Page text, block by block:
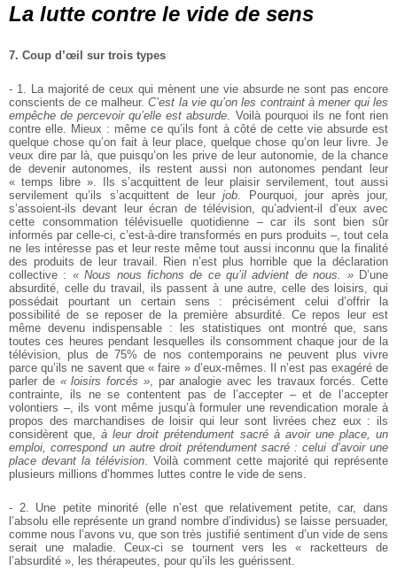
La lutte contre le vide de sens
7. Coup d’œil sur trois types
- 1. La majorité de ceux qui mènent une vie absurde ne sont pas encore
conscients de ce malheur.C’est la vie qu’on les contraint à mener qui les
empêche de percevoir qu’elle est absurde . Voilà pourquoi ils ne font rien
contre elle. Mieux : même ce qu’ils font à côté de cette vie absurde est
quelque chose qu’on fait à leur place, quelque chose qu’on leur livre. Je
veux dire par là, que puisqu’on les prive de leur autonomie, de la chance
de devenir autonomes, ils restent aussi non autonomes pendant leur
« temps libre ». Ils s’acquittent de leur plaisir servilement, tout aussi
servilement qu’ils s’acquittent de leurjob . Pourquoi, jour après jour,
s’assoient-ils devant leur écran de télévision, qu’advient-il d’eux avec
cette consommation télévisuelle quotidienne – car ils sont bien sûr
informés par celle-ci, c’est-à-dire transformés en purs produits –, tout cela
ne les intéresse pas et leur reste même tout aussi inconnu que la finalité
des produits de leur travail. Rien n’est plus horrible que la déclaration
collective : « Nous nous fichons de ce qu’il advient de nous. »D’une
absurdité, celle du travail, ils passent à une autre, celle des loisirs, qui
possédait pourtant un certain sens : précisément celui d’offrir la
possibilité de se reposer de la première absurdité. Ce repos leur est
même devenu indispensable : les statistiques ont montré que, sans
toutes ces heures pendant lesquelles ils consomment chaque jour de la
télévision, plus de 75% de nos contemporains ne peuvent plus vivre
parce qu’ils ne savent que « faire » d’eux-mêmes. Il n’est pas exagéré de
parler de « loisirs forcés », par analogie avec les travaux forcés. Cette
contrainte, ils ne se contentent pas de l’accepter – et de l’accepter
volontiers –, ils vont même jusqu’à formuler une revendication morale à
propos des marchandises de loisir qui leur sont livrées chez eux : ils
considèrent que,à leur droit prétendument sacré à avoir une place, un
emploi, correspond un autre droit prétendument sacré : celui d’avoir une
place devant la télévision . Voilà comment cette majorité qui représente
plusieurs millions d’hommes luttes contre le vide de sens.
- 2. Une petite minorité (elle n’est que relativement petite, car, dans
l’absolu elle représente un grand nombre d’individus) se laisse persuader,
comme nous l’avons vu, que son très justifié sentiment d’un vide de sens
serait une maladie. Ceux-ci se tournent vers les « racketteurs de
l’absurdité », les thérapeutes, pour qu’ils les guérissent.